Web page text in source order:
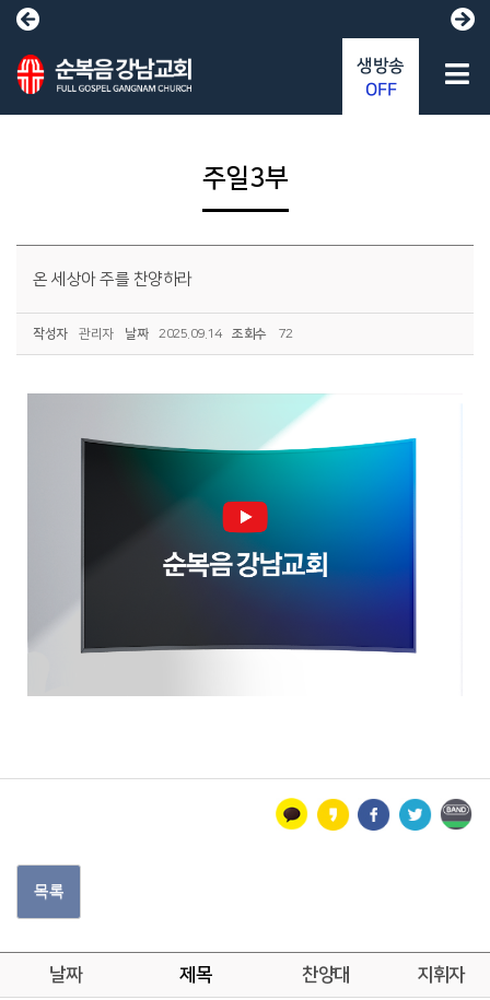
주일3부
온 세상아 주를 찬양하라
작성자 관리자 날짜 2025.09.14 조회수 72
목록
날짜 제목 찬양대 지휘자
생방송
OFF